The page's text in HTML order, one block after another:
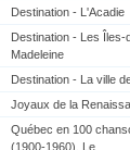
Destination - L'Acadie
Destination - Les Îles-
Madeleine
Destination - La ville
Joyaux de la
Québec en 100
(1900-1960), Le